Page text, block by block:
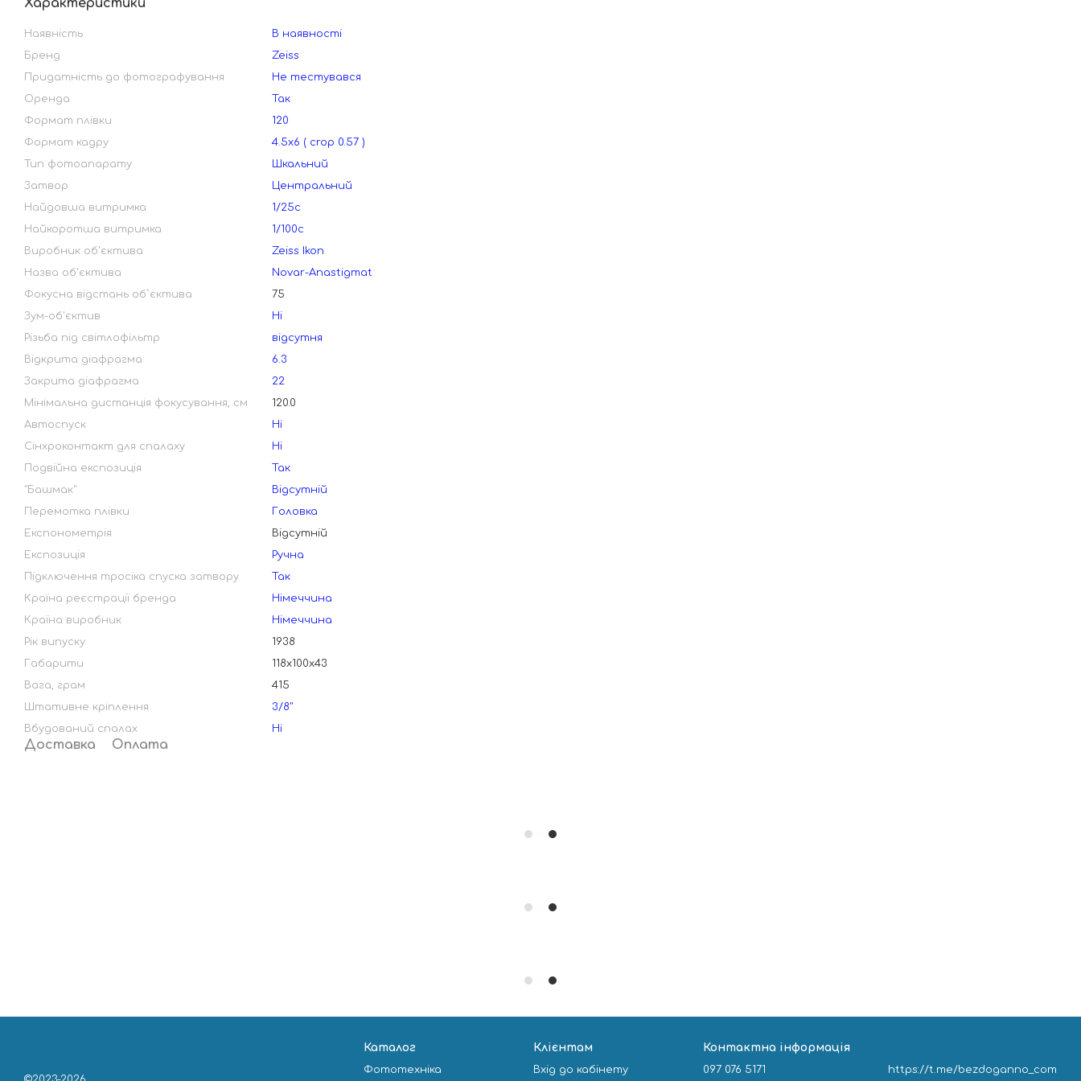
Характеристики
Наявність
В наявності
Бренд
Zeiss
Придатність до фотографування
Не тестувався
Оренда
Так
Формат плівки
120
Формат кадру
4.5х6 ( crop 0.57 )
Тип фотоапарату
Шкальний
Затвор
Центральний
Найдовша витримка
1/25с
Найкоротша витримка
1/100с
Виробник об'єктива
Zeiss Ikon
Назва об'єктива
Novar-Anastigmat
Фокусна відстань об`єктива
75
Зум-об'єктив
Ні
Різьба під світлофільтр
відсутня
Відкрита діафрагма
6.3
Закрита діафрагма
22
Мінімальна дистанція фокусування, см
120.0
Автоспуск
Ні
Сінхроконтакт для спалаху
Ні
Подвійна експозиція
Так
"Башмак"
Відсутній
Перемотка плівки
Головка
Експонометрія
Відсутній
Експозиція
Ручна
Підключення тросіка спуска затвору
Так
Країна реєстрації бренда
Німеччина
Країна виробник
Німеччина
Рік випуску
1938
Габарити
118х100х43
Вага, грам
415
Штативне кріплення
3/8"
Вбудований спалах
Ні
Доставка Оплата
Каталог
Фототехніка
Клієнтам
Вхід до кабінету
Контактна інформація
097 076 5171 https://t.me/bezdoganno_com